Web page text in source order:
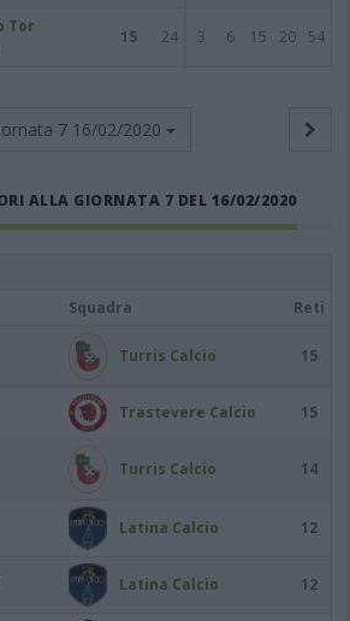
Tor
15 24 3 6 15 20 54
7 16/02/2020
ALLA GIORNATA 7 DEL 16/02/2020
Squadra Reti
Turris Calcio 15
Trastevere Calcio 15
Turris Calcio 14
Latina Calcio 12
Latina Calcio 12